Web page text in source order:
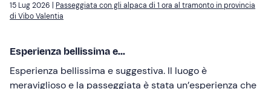
15 Lug 2026 | Passeggiata con gli alpaca di 1 ora al tramonto in provincia
di Vibo Valentia
Esperienza bellissima e...
Esperienza bellissima e suggestiva. Il luogo è
meraviglioso e la passeggiata è stata un’esperienza che